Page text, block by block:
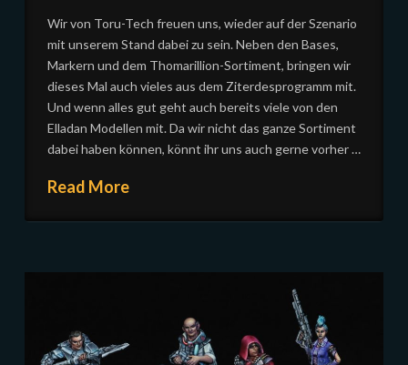
Wir von Toru-Tech freuen uns, wieder auf der Szenario
mit unserem Stand dabei zu sein. Neben den Bases,
Markern und dem Thomarillion-Sortiment, bringen wir
dieses Mal auch vieles aus dem Ziterdesprogramm mit.
Und wenn alles gut geht auch bereits viele von den
Elladan Modellen mit. Da wir nicht das ganze Sortiment
dabei haben können, könnt ihr uns auch gerne vorher …
Read More